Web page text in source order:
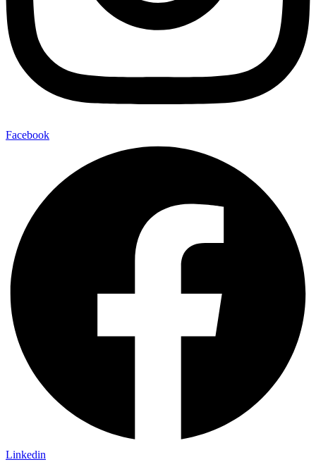
Facebook
Linkedin